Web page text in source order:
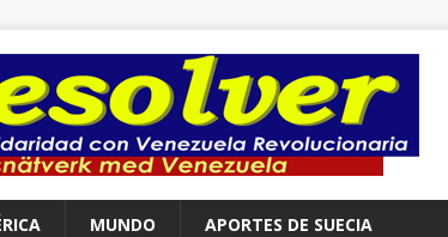
MUNDO APORTES DE SUECIA